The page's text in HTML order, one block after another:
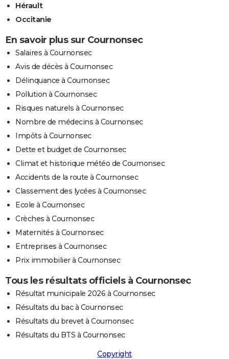
Hérault
Occitanie
En savoir plus sur Cournonsec
Salaires à Cournonsec
Avis de décès à Cournonsec
Délinquance à Cournonsec
Pollution à Cournonsec
Risques naturels à Cournonsec
Nombre de médecins à Cournonsec
Impôts à Cournonsec
Dette et budget de Cournonsec
Climat et historique météo de Cournonsec
Accidents de la route à Cournonsec
Classement des lycées à Cournonsec
Ecole à Cournonsec
Crèches à Cournonsec
Maternités à Cournonsec
Entreprises à Cournonsec
Prix immobilier à Cournonsec
Tous les résultats officiels à Cournonsec
Résultat municipale 2026 à Cournonsec
Résultats du bac à Cournonsec
Résultats du brevet à Cournonsec
Résultats du BTS à Cournonsec
Copyright